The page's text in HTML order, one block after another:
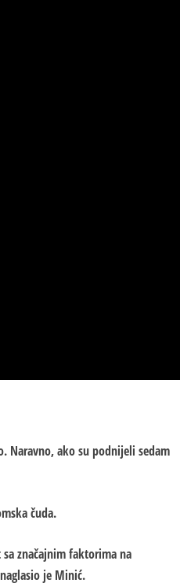
Naravno, ako su podnijeli sedam
čuda.
značajnim faktorima na
je Minić.